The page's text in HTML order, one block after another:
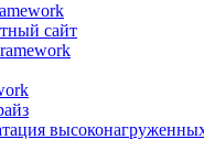
сайт